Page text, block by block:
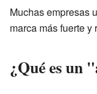
Muchas empresas
marca más fuerte y
¿Qué es un